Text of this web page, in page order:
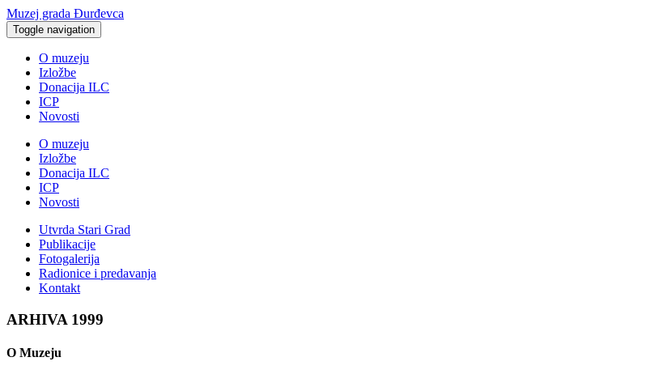
Muzej grada Đurđevca
Toggle navigation
O muzeju
Izložbe
Donacija ILC
ICP
Novosti
O muzeju
Izložbe
Donacija ILC
ICP
Novosti
Utvrda Stari Grad
Publikacije
Fotogalerija
Radionice i predavanja
Kontakt
ARHIVA 1999
O Muzeju